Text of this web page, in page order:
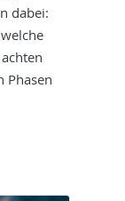
dabei:
Phasen